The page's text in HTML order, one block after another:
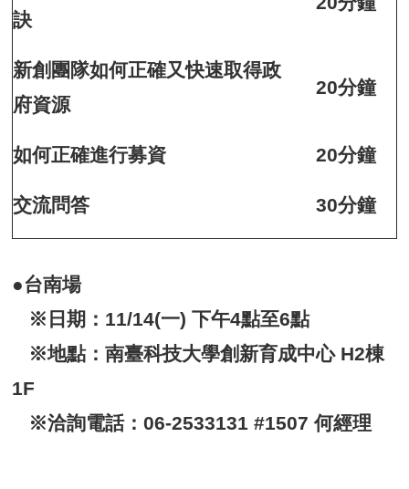
訣
新創團隊如何正確又快速取得政
府資源
20分鐘
如何正確進行募資 20分鐘
交流問答 30分鐘
●台南場
※日期：11/14(一) 下午4點至6點
※地點：南臺科技大學創新育成中心 H2棟
1F
※洽詢電話：06-2533131 #1507 何經理